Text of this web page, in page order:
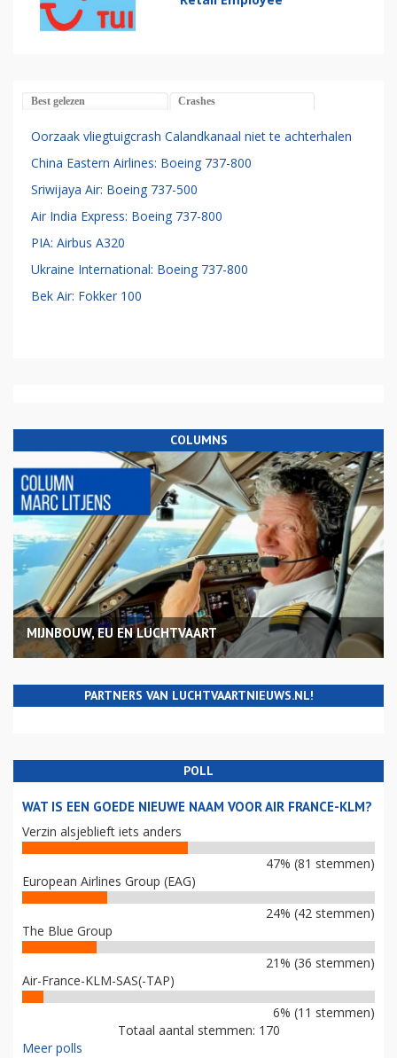
Best gelezen Crashes
Oorzaak vliegtuigcrash Calandkanaal niet te achterhalen
China Eastern Airlines: Boeing 737-800
Sriwijaya Air: Boeing 737-500
Air India Express: Boeing 737-800
PIA: Airbus A320
Ukraine International: Boeing 737-800
Bek Air: Fokker 100
COLUMNS
MIJNBOUW, EU EN LUCHTVAART
PARTNERS VAN LUCHTVAARTNIEUWS.NL!
POLL
WAT IS EEN GOEDE NIEUWE NAAM VOOR AIR FRANCE-KLM?
Verzin alsjeblieft iets anders
47% (81 stemmen)
European Airlines Group (EAG)
24% (42 stemmen)
The Blue Group
21% (36 stemmen)
Air-France-KLM-SAS(-TAP)
6% (11 stemmen)
Totaal aantal stemmen: 170
Meer polls